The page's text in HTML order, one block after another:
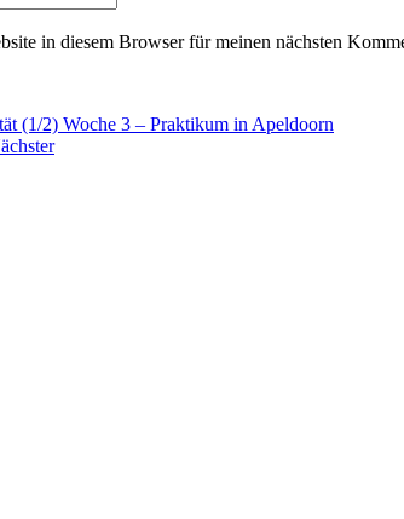
in diesem Browser für meinen nächsten
(1/2) Woche 3 – Praktikum in Apeldoorn